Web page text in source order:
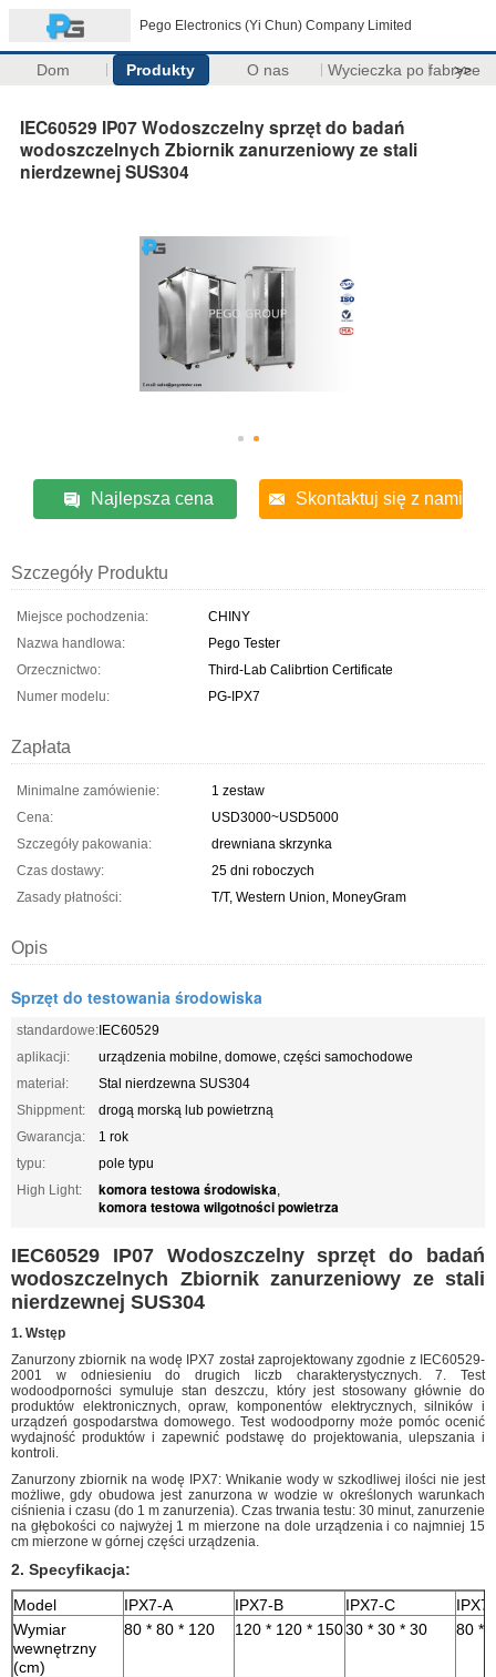
Pego Electronics (Yi Chun) Company Limited
Dom Produkty O nas Wycieczka po fabryce
>>
IEC60529 IP07 Wodoszczelny sprzęt do badań
wodoszczelnych Zbiornik zanurzeniowy ze stali
nierdzewnej SUS304
Najlepsza cena Skontaktuj się z nami
Szczegóły Produktu
Miejsce pochodzenia:
CHINY
Nazwa handlowa:
Pego Tester
Orzecznictwo:
Third-Lab Calibrtion Certificate
Numer modelu:
PG-IPX7
Zapłata
Minimalne zamówienie:
1 zestaw
Cena:
USD3000~USD5000
Szczegóły pakowania:
drewniana skrzynka
Czas dostawy:
25 dni roboczych
Zasady płatności:
T/T, Western Union, MoneyGram
Opis
Sprzęt do testowania środowiska
standardowe:IEC60529
aplikacji:
urządzenia mobilne, domowe, części samochodowe
materiał:
Stal nierdzewna SUS304
Shippment:
drogą morską lub powietrzną
Gwarancja:
1 rok
typu:
pole typu
High Light:
komora testowa środowiska,
komora testowa wilgotności powietrza
IEC60529 IP07 Wodoszczelny sprzęt do badań
wodoszczelnych Zbiornik zanurzeniowy ze stali
nierdzewnej SUS304
1. Wstęp
Zanurzony zbiornik na wodę IPX7 został zaprojektowany zgodnie z IEC60529-
2001 w odniesieniu do drugich liczb charakterystycznych. 7. Test
wodoodporności symuluje stan deszczu, który jest stosowany głównie do
produktów elektronicznych, opraw, komponentów elektrycznych, silników i
urządzeń gospodarstwa domowego. Test wodoodporny może pomóc ocenić
wydajność produktów i zapewnić podstawę do projektowania, ulepszania i
kontroli.
Zanurzony zbiornik na wodę IPX7: Wnikanie wody w szkodliwej ilości nie jest
możliwe, gdy obudowa jest zanurzona w wodzie w określonych warunkach
ciśnienia i czasu (do 1 m zanurzenia). Czas trwania testu: 30 minut, zanurzenie
na głębokości co najwyżej 1 m mierzone na dole urządzenia i co najmniej 15
cm mierzone w górnej części urządzenia.
2. Specyfikacja:
Model
IPX7-A IPX7-B IPX7-C
Wymiar
wewnętrzny
(cm)
80 * 80 * 120 120 * 120 * 15030 * 30 * 30 80 *